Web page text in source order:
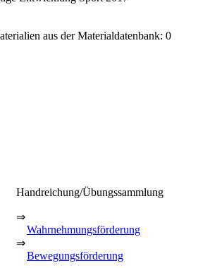
aus der Materialdatenbank: 0
Handreichung/Übungssammlung
⇒
Wahrnehmungsförderung
⇒
Bewegungsförderung